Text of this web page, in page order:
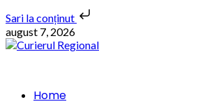
Sari la conținut
Skip
to
august 7, 2026
PrimaryHome